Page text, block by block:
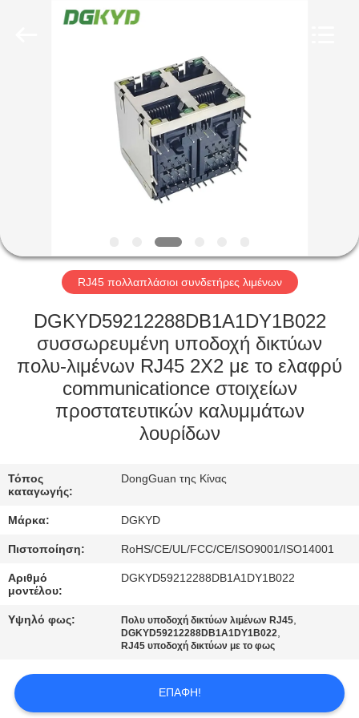
ΠΡΟΪΌΝΤΑ
ΠΕΡΊΠΟΥ
ΕΜΕΊΣ
ΓΎΡΟΣ
ΕΡΓΟΣΤΑΣΊΩΝ
ΠΟΙΟΤΙΚΌΣ
ΜΑΣ
ΕΛΆΤΕ
ΣΕ
ΕΠΑΦΉ
ΜΕ
ΖΗΤΉΣΤΕ
ΈΝΑ
ΑΠΌΣΠΑΣΜΑ
RJ45 πολλαπλάσιοι συνδετήρες λιμένων
DGKYD59212288DB1A1DY1B022
συσσωρευμένη υποδοχή δικτύων
πολυ-λιμένων RJ45 2X2 με το ελαφρύ
communicationce στοιχείων
προστατευτικών καλυμμάτων
λουρίδων
Τόπος
καταγωγής:
DongGuan της Κίνας
Μάρκα: DGKYD
Πιστοποίηση: RoHS/CE/UL/FCC/CE/ISO9001/ISO14001
Αριθμό
μοντέλου:
DGKYD59212288DB1A1DY1B022
Υψηλό φως: Πολυ υποδοχή δικτύων λιμένων RJ45,
DGKYD59212288DB1A1DY1B022,
RJ45 υποδοχή δικτύων με το φως
ΕΠΑΦΉ!